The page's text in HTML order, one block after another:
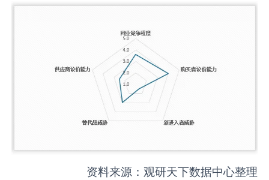
资料来源：观研天下数据中心整理